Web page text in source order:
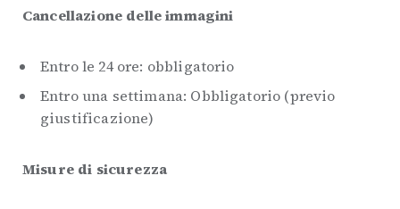
Cancellazione delle immagini
Entro le 24 ore: obbligatorio
Entro una settimana: Obbligatorio (previo
giustificazione)
Misure di sicurezza